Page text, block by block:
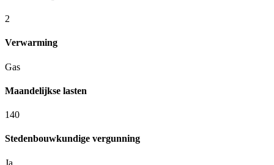
2
Verwarming
Gas
Maandelijkse lasten
140
Stedenbouwkundige vergunning
Ja